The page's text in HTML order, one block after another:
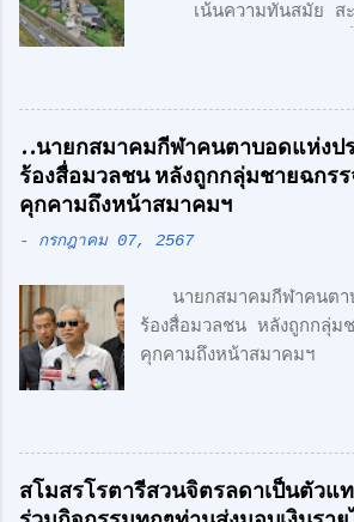
เน้นความทันสมัย สะ
สไตล์ Modern Loft แ
ศักดิ์สิทธิ์ คูณรัตนศิริ และ
ศักดิ์ เปิดตัวสาชาเพิ่มที่ลำ
สมัย สะดวกสบาย ทั้ง โร
ชั้น + 1 ชั้นลอย สไตล์
นาที จากรถไฟฟ้า สายสีเ
ของโครงการ
Ultimate
ความเรียบง่าย คือ สูงสุด
Design วัสดุทุกชิ้น ถูกเลือ
ความลงตัว และมีระดับ "
..นายกสมาคมกีฬาคนตาบอดแห่งป
ร้องสื่อมวลชน หลังถูกกลุ่มชายฉกรร
คุกคามถึงหน้าสมาคมฯ
- กรกฎาคม 07, 2567
นายกสมาคมกีฬาคนตาบ
ร้องสื่อมวลชน หลังถูกกลุ่ม
คุกคามถึงหน้าสมา
สื่อมวลชน หลังถูกกลุ่มชาย
ตาบอด เดินทางไปยื่นหนังสื
สโมสรโรตารีสวนจิตรลดาเป็นตัวแ